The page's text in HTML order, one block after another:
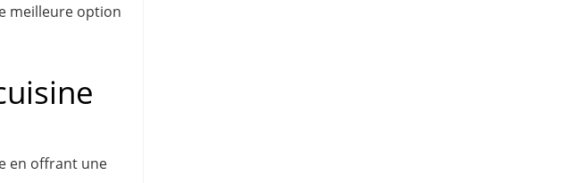
meilleure option
en offrant une